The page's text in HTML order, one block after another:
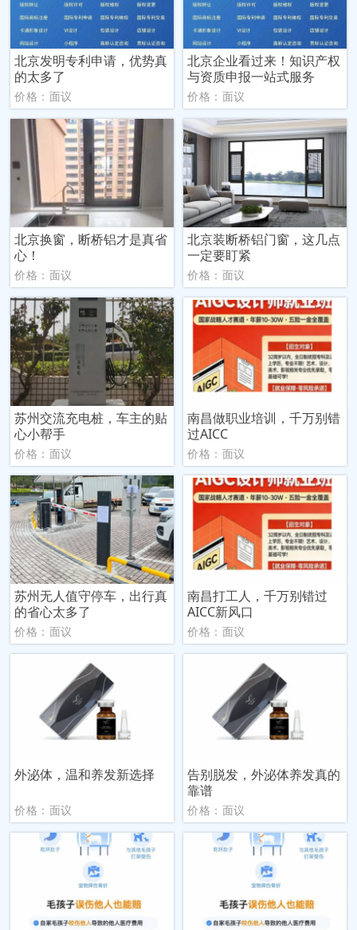
北京发明专利申请，优势真
的太多了
价格：面议
北京企业看过来！知识产权
与资质申报一站式服务
价格：面议
北京换窗，断桥铝才是真省
心！
价格：面议
北京装断桥铝门窗，这几点
一定要盯紧
价格：面议
苏州交流充电桩，车主的贴
心小帮手
价格：面议
南昌做职业培训，千万别错
过AICC
价格：面议
苏州无人值守停车，出行真
的省心太多了
价格：面议
南昌打工人，千万别错过
AICC新风口
价格：面议
外泌体，温和养发新选择
价格：面议
告别脱发，外泌体养发真的
靠谱
价格：面议